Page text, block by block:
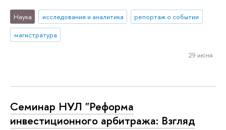
Наука исследования и аналитика
репортаж о событии
магистратура
29 июня
Семинар НУЛ "Реформа
инвестиционного арбитража: Взгляд